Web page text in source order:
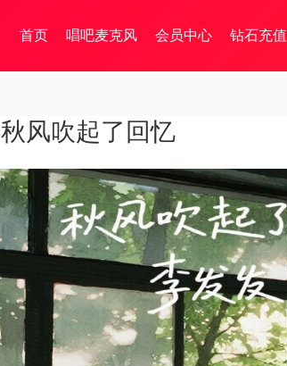
首页 唱吧麦克风 会员中心 钻石充值
秋风吹起了回忆